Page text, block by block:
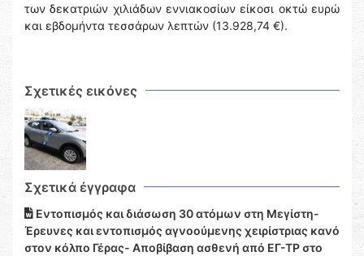
των δεκατριών χιλιάδων εννιακοσίων είκοσι οκτώ ευρώ
και εβδομήντα τεσσάρων λεπτών (13.928,74 €).
Σχετικές εικόνες
Σχετικά έγγραφα
Εντοπισμός και διάσωση 30 ατόμων στη Μεγίστη-
Έρευνες και εντοπισμός αγνοούμενης χειρίστριας κανό
στον κόλπο Γέρας- Αποβίβαση ασθενή από ΕΓ-ΤΡ στο